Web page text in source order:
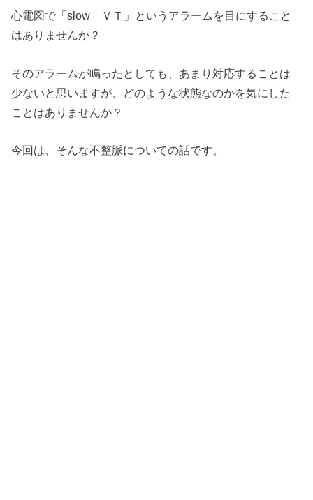
心電図で「slow ＶＴ」というアラームを目にすること
はありませんか？
そのアラームが鳴ったとしても、あまり対応することは
少ないと思いますが、どのような状態なのかを気にした
ことはありませんか？
今回は、そんな不整脈についての話です。